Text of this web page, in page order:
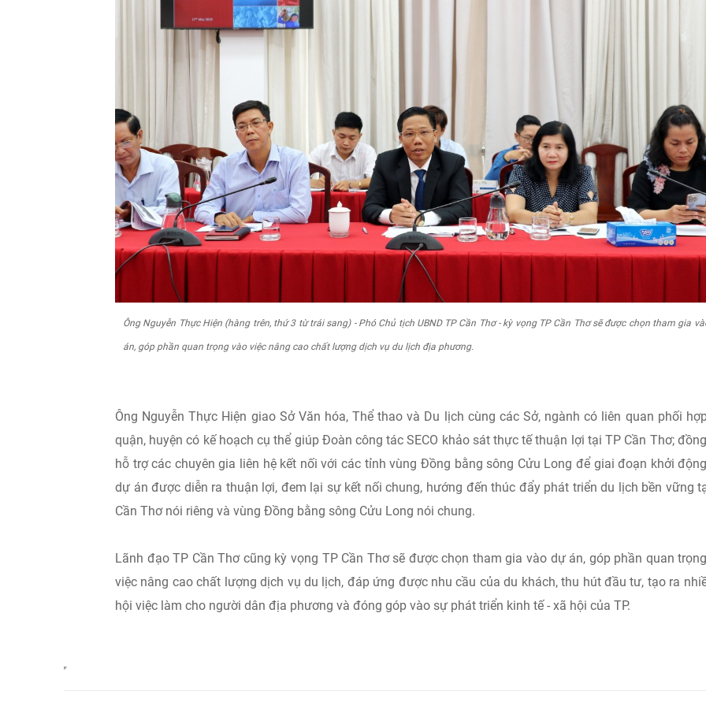
Ông Nguyễn Thực Hiện (hàng trên, thứ 3 từ trái sang) - Phó Chủ tịch UBND TP Cần Thơ - kỳ vọng TP Cần Thơ sẽ được chọn tham gia
án, góp phần quan trọng vào việc nâng cao chất lượng dịch vụ du lịch địa phương.
Ông Nguyễn Thực Hiện giao Sở Văn hóa, Thể thao và Du lịch cùng các Sở, ngành có liên quan phối
quận, huyện có kế hoạch cụ thể giúp Đoàn công tác SECO khảo sát thực tế thuận lợi tại TP Cần Thơ;
hỗ trợ các chuyên gia liên hệ kết nối với các tỉnh vùng Đồng bằng sông Cửu Long để giai đoạn khởi
dự án được diễn ra thuận lợi, đem lại sự kết nối chung, hướng đến thúc đẩy phát triển du lịch bền vững
Cần Thơ nói riêng và vùng Đồng bằng sông Cửu Long nói chung.
Lãnh đạo TP Cần Thơ cũng kỳ vọng TP Cần Thơ sẽ được chọn tham gia vào dự án, góp phần quan
việc nâng cao chất lượng dịch vụ du lịch, đáp ứng được nhu cầu của du khách, thu hút đầu tư, tạo ra
hội việc làm cho người dân địa phương và đóng góp vào sự phát triển kinh tế - xã hội của TP.